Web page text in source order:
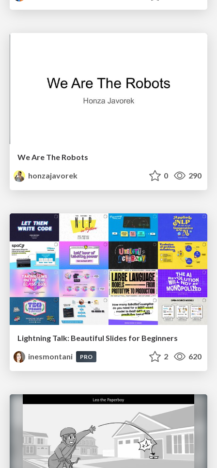
We Are The Robots
honzajavorek
0 290
Lightning Talk: Beautiful Slides for Beginners
inesmontani
PRO 2 620